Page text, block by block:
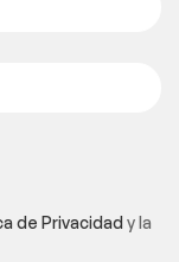
de Privacidady la